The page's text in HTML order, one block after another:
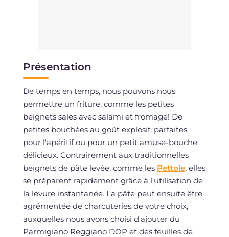
Présentation
De temps en temps, nous pouvons nous
permettre un friture, comme les petites
beignets salés avec salami et fromage! De
petites bouchées au goût explosif, parfaites
pour l'apéritif ou pour un petit amuse-bouche
délicieux. Contrairement aux traditionnelles
beignets de pâte levée, comme les Pettole, elles
se préparent rapidement grâce à l’utilisation de
la levure instantanée. La pâte peut ensuite être
agrémentée de charcuteries de votre choix,
auxquelles nous avons choisi d'ajouter du
Parmigiano Reggiano DOP et des feuilles de